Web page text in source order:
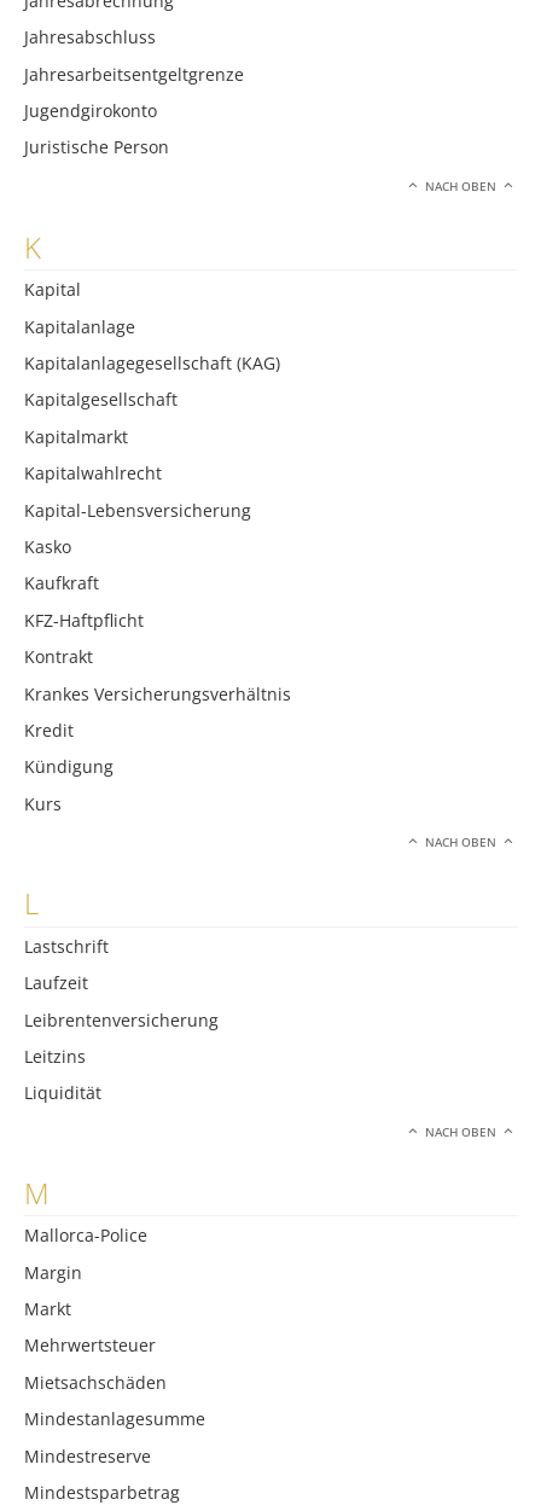
Jahresabschluss
Jahresarbeitsentgeltgrenze
Jugendgirokonto
Juristische Person
NACH OBEN
K
Kapital
Kapitalanlage
Kapitalanlagegesellschaft (KAG)
Kapitalgesellschaft
Kapitalmarkt
Kapitalwahlrecht
Kapital-Lebensversicherung
Kasko
Kaufkraft
KFZ-Haftpflicht
Kontrakt
Krankes Versicherungsverhältnis
Kredit
Kündigung
Kurs
NACH OBEN
L
Lastschrift
Laufzeit
Leibrentenversicherung
Leitzins
Liquidität
NACH OBEN
M
Mallorca-Police
Margin
Markt
Mehrwertsteuer
Mietsachschäden
Mindestanlagesumme
Mindestreserve
Mindestsparbetrag